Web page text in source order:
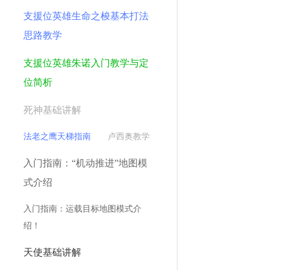
支援位英雄生命之梭基本打法
思路教学
支援位英雄朱诺入门教学与定
位简析
死神基础讲解
法老之鹰天梯指南 卢西奥教学
入门指南：“机动推进”地图模
式介绍
入门指南：运载目标地图模式介
绍！
天使基础讲解